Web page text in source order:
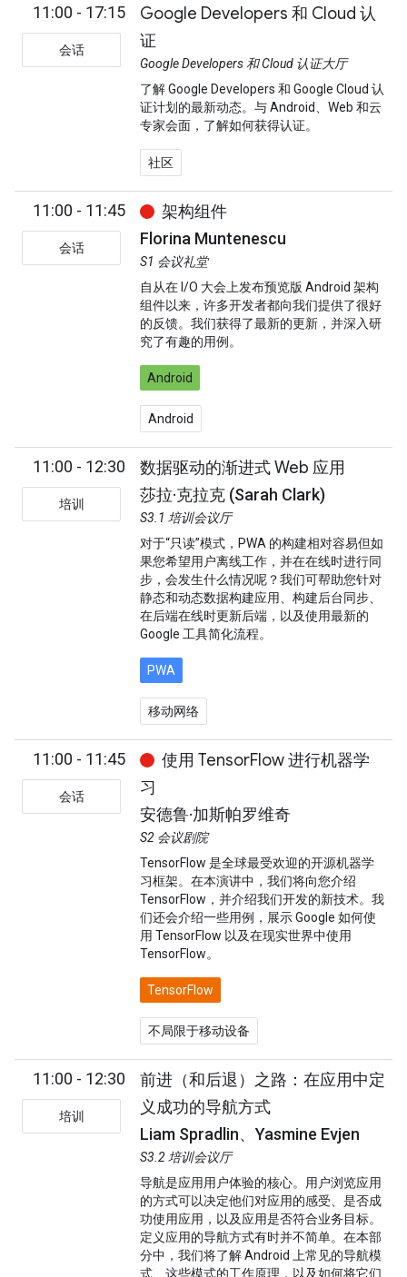
11:00 - 17:15
会话
Google Developers 和 Cloud 认
证
Google Developers 和 Cloud 认证大厅
了解 Google Developers 和 Google Cloud 认
证计划的最新动态。与 Android、Web 和云
专家会面，了解如何获得认证。
社区
11:00 - 11:45
会话
架构组件
Florina Muntenescu
S1 会议礼堂
自从在 I/O 大会上发布预览版 Android 架构
组件以来，许多开发者都向我们提供了很好
的反馈。我们获得了最新的更新，并深入研
究了有趣的用例。
Android
Android
11:00 - 12:30
培训
数据驱动的渐进式 Web 应用
莎拉·克拉克 (Sarah Clark)
S3.1 培训会议厅
对于“只读”模式，PWA 的构建相对容易但如
果您希望用户离线工作，并在在线时进行同
步，会发生什么情况呢？我们可帮助您针对
静态和动态数据构建应用、构建后台同步、
在后端在线时更新后端，以及使用最新的
Google 工具简化流程。
PWA
移动网络
11:00 - 11:45
会话
使用 TensorFlow 进行机器学
习
安德鲁·加斯帕罗维奇
S2 会议剧院
TensorFlow 是全球最受欢迎的开源机器学
习框架。在本演讲中，我们将向您介绍
TensorFlow，并介绍我们开发的新技术。我
们还会介绍一些用例，展示 Google 如何使
用 TensorFlow 以及在现实世界中使用
TensorFlow。
TensorFlow
不局限于移动设备
11:00 - 12:30
培训
前进（和后退）之路：在应用中定
义成功的导航方式
Liam Spradlin、Yasmine Evjen
S3.2 培训会议厅
导航是应用用户体验的核心。用户浏览应用
的方式可以决定他们对应用的感受、是否成
功使用应用，以及应用是否符合业务目标。
定义应用的导航方式有时并不简单。在本部
分中，我们将了解 Android 上常见的导航模
式、这些模式的工作原理，以及如何将它们